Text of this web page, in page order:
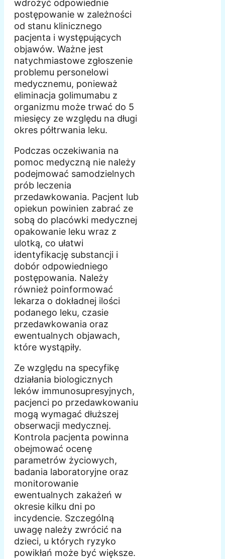
wdrożyć odpowiednie
postępowanie w zależności
od stanu klinicznego
pacjenta i występujących
objawów. Ważne jest
natychmiastowe zgłoszenie
problemu personelowi
medycznemu, ponieważ
eliminacja golimumabu z
organizmu może trwać do 5
miesięcy ze względu na długi
okres półtrwania leku.
Podczas oczekiwania na
pomoc medyczną nie należy
podejmować samodzielnych
prób leczenia
przedawkowania. Pacjent lub
opiekun powinien zabrać ze
sobą do placówki medycznej
opakowanie leku wraz z
ulotką, co ułatwi
identyfikację substancji i
dobór odpowiedniego
postępowania. Należy
również poinformować
lekarza o dokładnej ilości
podanego leku, czasie
przedawkowania oraz
ewentualnych objawach,
które wystąpiły.
Ze względu na specyfikę
działania biologicznych
leków immunosupresyjnych,
pacjenci po przedawkowaniu
mogą wymagać dłuższej
obserwacji medycznej.
Kontrola pacjenta powinna
obejmować ocenę
parametrów życiowych,
badania laboratoryjne oraz
monitorowanie
ewentualnych zakażeń w
okresie kilku dni po
incydencie. Szczególną
uwagę należy zwrócić na
dzieci, u których ryzyko
powikłań może być większe.